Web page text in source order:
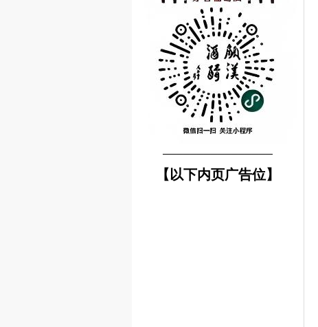
────────────────
【以下内页广告位】